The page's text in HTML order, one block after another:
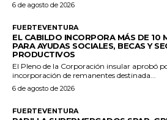
6 de agosto de 2026
FUERTEVENTURA
EL CABILDO INCORPORA MÁS DE 10
PARA AYUDAS SOCIALES, BECAS Y
PRODUCTIVOS
El Pleno de la Corporación insular aprobó
incorporación de remanentes destinada...
6 de agosto de 2026
FUERTEVENTURA